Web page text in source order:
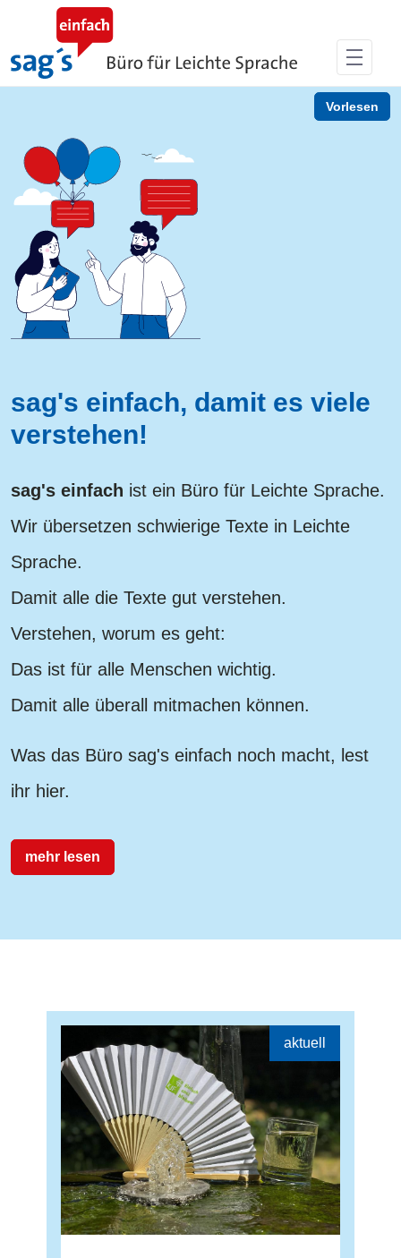
Skip to Main Content
sag's einfach, damit es viele
verstehen!
sag's einfach ist ein Büro für Leichte Sprache.
Wir übersetzen schwierige Texte in Leichte
Sprache.
Damit alle die Texte gut verstehen.
Verstehen, worum es geht:
Das ist für alle Menschen wichtig.
Damit alle überall mitmachen können.
Was das Büro sag's einfach noch macht, lest
ihr hier.
mehr lesen
Vorlesen